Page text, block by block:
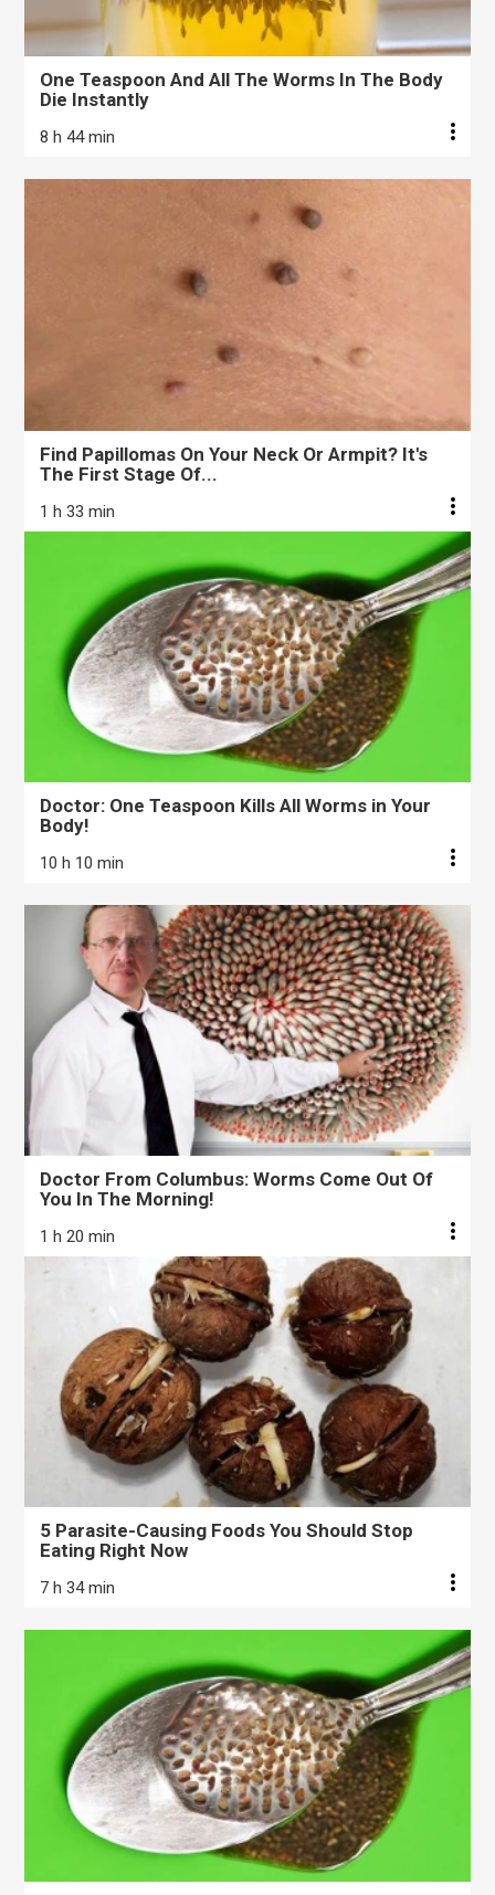
One Teaspoon And All The Worms In The Body
Die Instantly
8 h 44 min
Find Papillomas On Your Neck Or Armpit? It's
The First Stage Of...
1 h 33 min
Doctor: One Teaspoon Kills All Worms in Your
Body!
10 h 10 min
Doctor From Columbus: Worms Come Out Of
You In The Morning!
1 h 20 min
5 Parasite-Causing Foods You Should Stop
Eating Right Now
7 h 34 min